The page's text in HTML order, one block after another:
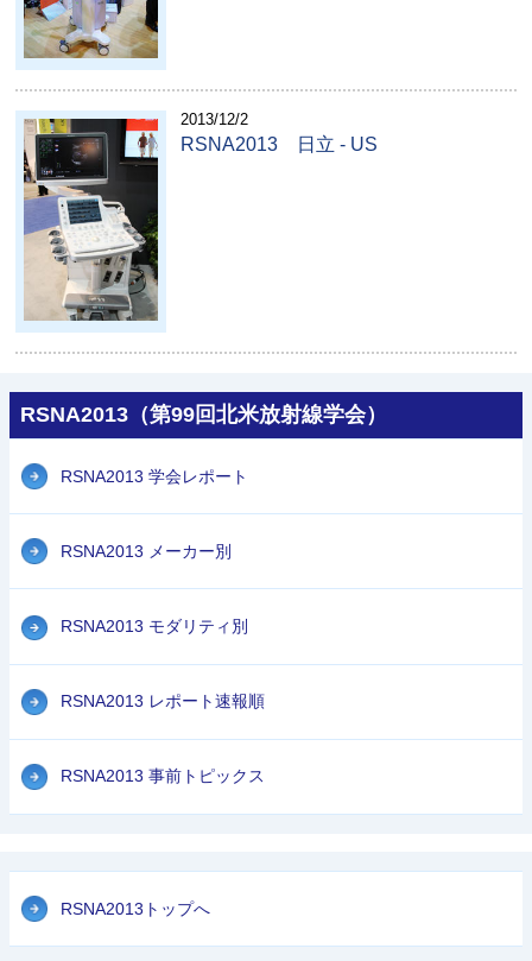
2013/12/2
RSNA2013 日立 - US
RSNA2013（第99回北米放射線学会）
RSNA2013 学会レポート
RSNA2013 メーカー別
RSNA2013 モダリティ別
RSNA2013 レポート速報順
RSNA2013 事前トピックス
RSNA2013トップへ